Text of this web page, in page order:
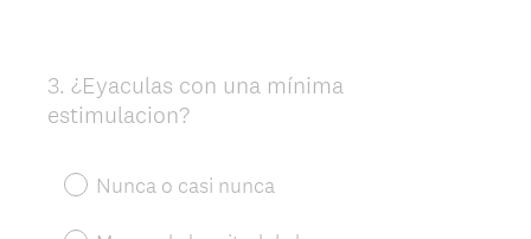
Question
Title
3. ¿Eyaculas con una mínima
estimulacion?
Nunca o casi nunca